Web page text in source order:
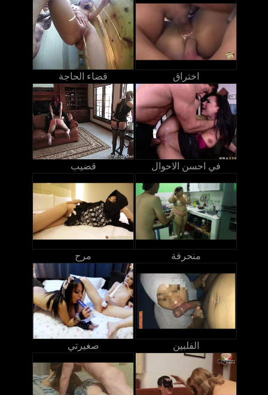
قضاء الحاجة اختراق
قضيب في احسن الاحوال
مرح منحرفة
صغيرتي الفلبين